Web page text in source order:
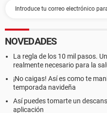
NOVEDADES
La regla de los 10 mil pasos.
realmente necesario para la
¡No caigas! Así es como te
temporada navideña
Así puedes tomarte un
aplicación